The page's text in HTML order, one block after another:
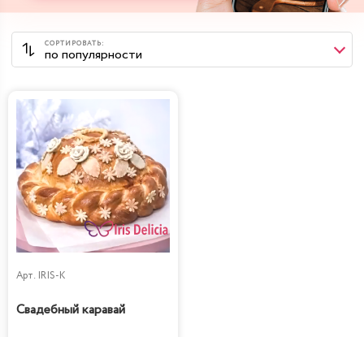
Арт. IRIS-K
Свадебный каравай